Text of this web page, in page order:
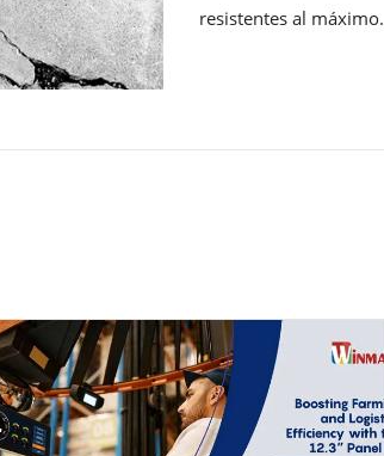
resistentes al máximo.